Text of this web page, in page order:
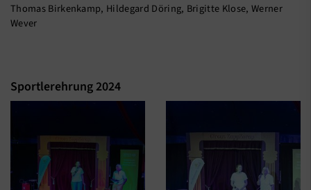
Thomas Birkenkamp, Hildegard Döring, Brigitte Klose, Werner
Wever
Sportlerehrung 2024